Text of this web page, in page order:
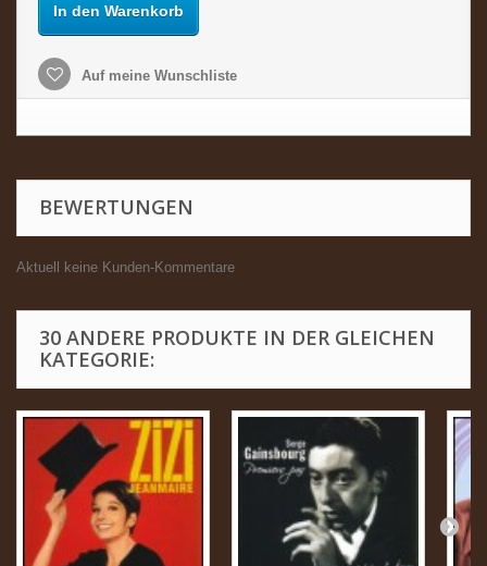
In den Warenkorb
Auf meine Wunschliste
BEWERTUNGEN
Aktuell keine Kunden-Kommentare
30 ANDERE PRODUKTE IN DER GLEICHEN
KATEGORIE: